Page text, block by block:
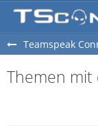
Teamspeak
Themen mit